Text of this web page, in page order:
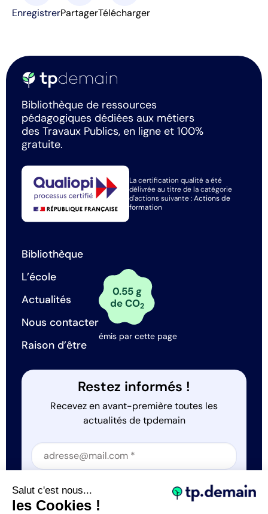
EnregistrerPartagerTélécharger
Bibliothèque de ressources
pédagogiques dédiées aux métiers
des Travaux Publics, en ligne et 100%
gratuite.
La certification qualité a été
délivrée au titre de la catégorie
d'actions suivante :Actions de
formation
Bibliothèque
L’école
Actualités
Nous contacter
Raison d’être
0.55 g
de CO2
émis par cette page
Restez informés !
Recevez en avant-première toutes les
actualités de tpdemain
Section
Section
J'accepte que tp.demain utilise mes informations
Salut c'est nous...
les Cookies !